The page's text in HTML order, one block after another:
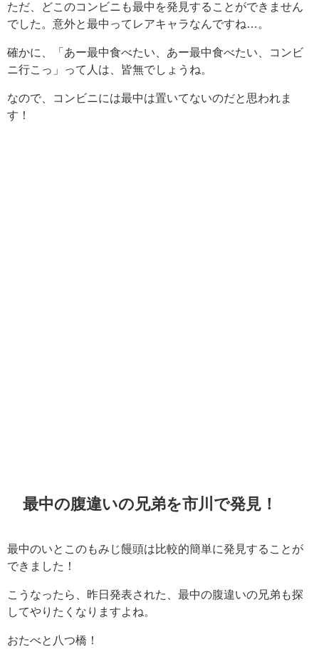
ただ、どこのコンビニも最中を発見することができません
でした。意外と最中ってレアキャラなんですね…。
確かに、「あー最中食べたい、あー最中食べたい、コンビ
ニ行こっ」って人は、皆無でしょうね。
なので、コンビニには最中は置いてないのだと思われま
す！
最中の腹違いの兄弟を市川で発見！
最中のいとこのもみじ饅頭は比較的簡単に発見することが
できました！
こうなったら、昨日発表された、最中の腹違いの兄弟も探
してやりたくなりますよね。
おたべと八つ橋！